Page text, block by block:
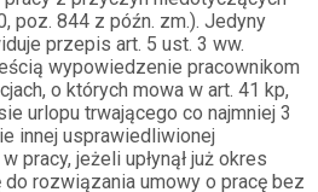
poz. 844 z późn. zm.). Jedyny
przepis art. 5 ust. 3 ww.
wypowiedzenie pracownikom
o których mowa w art. 41 kp,
urlopu trwającego co najmniej 3
innej usprawiedliwionej
pracy, jeżeli upłynął już okres
rozwiązania umowy o pracę bez